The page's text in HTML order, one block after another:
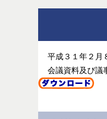
平成３１年２月
会議資料及び議